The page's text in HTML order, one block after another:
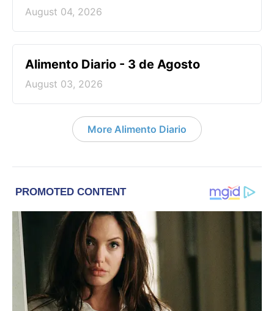
August 04, 2026
Alimento Diario - 3 de Agosto
August 03, 2026
More Alimento Diario